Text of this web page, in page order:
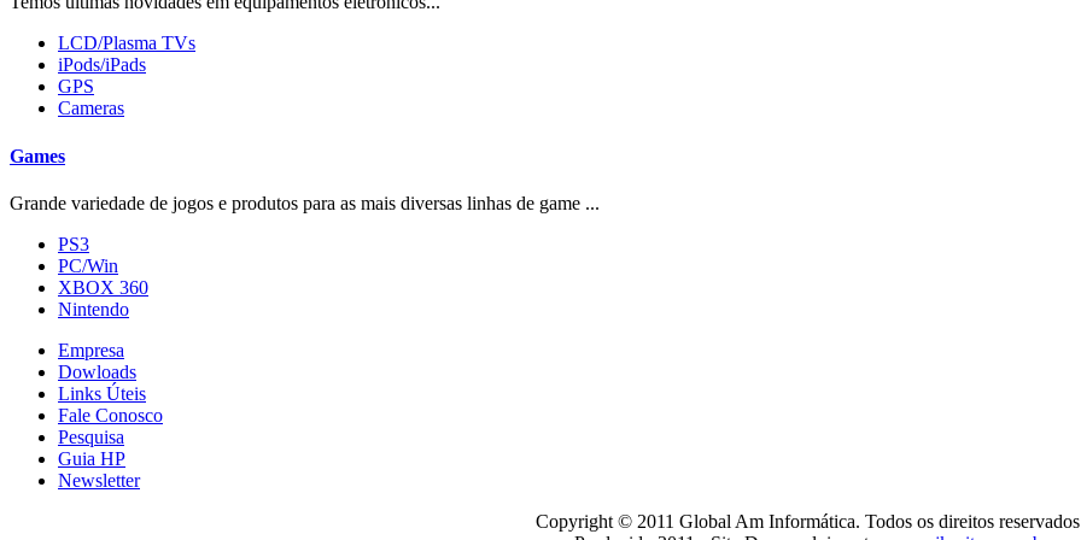
LCD/Plasma TVs
iPods/iPads
GPS
Cameras
Games
Grande variedade de jogos e produtos para as mais diversas linhas de game ...
PS3
PC/Win
XBOX 360
Nintendo
Empresa
Dowloads
Links Úteis
Fale Conosco
Pesquisa
Guia HP
Newsletter
Copyright © 2011 Global Am Informática. Todos os direitos